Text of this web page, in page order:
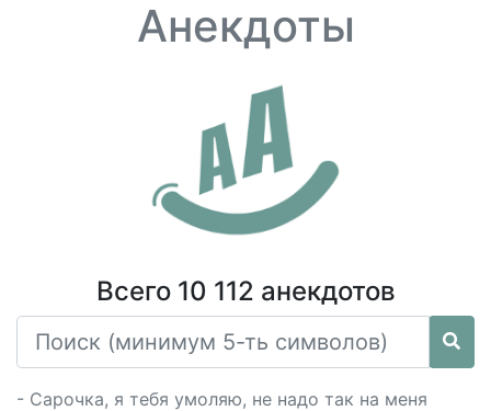
Анекдоты
Всего 10 112 анекдотов
- Сарочка, я тебя умоляю, не надо так на меня